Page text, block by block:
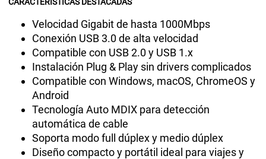
Velocidad Gigabit de hasta 1000Mbps
Conexión USB 3.0 de alta velocidad
Compatible con USB 2.0 y USB 1.x
Instalación Plug & Play sin drivers complicados
Compatible con Windows, macOS, ChromeOS y
Android
Tecnología Auto MDIX para detección
automática de cable
Soporta modo full dúplex y medio dúplex
Diseño compacto y portátil ideal para viajes y